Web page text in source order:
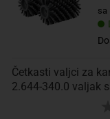
sa
Četkasti valjci za
2.644-340.0 valjak